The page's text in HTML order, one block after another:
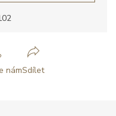
námSdílet